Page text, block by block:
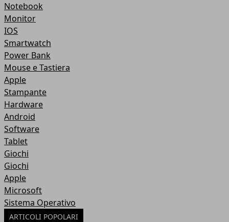
Notebook
Monitor
IOS
Smartwatch
Power Bank
Mouse e Tastiera
Apple
Stampante
Hardware
Android
Software
Tablet
Giochi
Giochi
Apple
Microsoft
Sistema Operativo
ARTICOLI POPOLARI